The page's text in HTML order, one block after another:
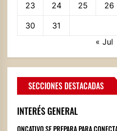
23 24 25 26
30
31
« Jul
SECCIONES DESTACADAS
INTERÉS GENERAL
ONCATIVO SE PREPARA PARA